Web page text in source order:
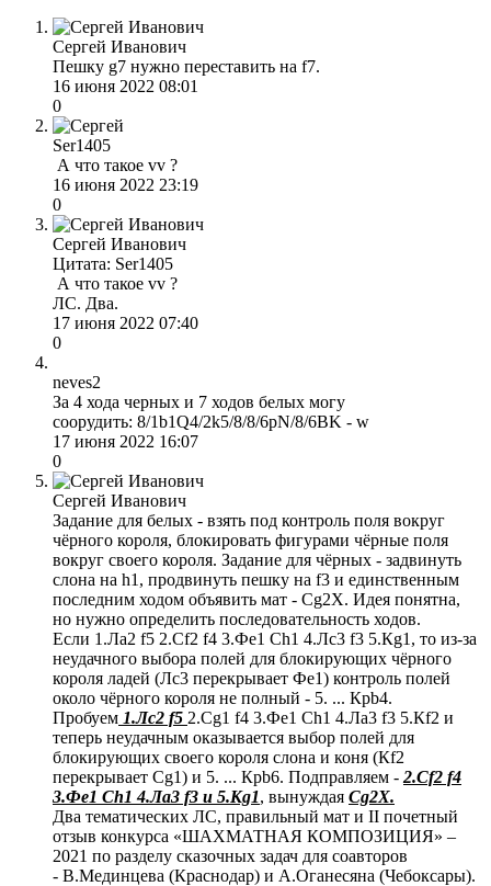
Сергей Иванович
Пешку g7 нужно переставить на f7.
16 июня 2022 08:01
0
Ser1405
А что такое vv ?
16 июня 2022 23:19
0
Сергей Иванович
Цитата: Ser1405
А что такое vv ?
ЛС. Два.
17 июня 2022 07:40
0
neves2
За 4 хода черных и 7 ходов белых могу
соорудить: 8/1b1Q4/2k5/8/8/6pN/8/6BK - w
17 июня 2022 16:07
0
Сергей Иванович
Задание для белых - взять под контроль поля вокруг
чёрного короля, блокировать фигурами чёрные поля
вокруг своего короля. Задание для чёрных - задвинуть
слона на h1, продвинуть пешку на f3 и единственным
последним ходом объявить мат - Сg2Х. Идея понятна,
но нужно определить последовательность ходов.
Если 1.Лa2 f5 2.Сf2 f4 3.Фe1 Сh1 4.Лc3 f3 5.Кg1, то из-за
неудачного выбора полей для блокирующих чёрного
короля ладей (Лc3 перекрывает Фe1) контроль полей
около чёрного короля не полный - 5. ... Крb4.
Пробуем 1.Лc2 f5 2.Сg1 f4 3.Фe1 Сh1 4.Лa3 f3 5.Кf2 и
теперь неудачным оказывается выбор полей для
блокирующих своего короля слона и коня (Кf2
перекрывает Сg1) и 5. ... Крb6. Подправляем - 2.Сf2 f4
3.Фe1 Сh1 4.Лa3 f3 и 5.Кg1, вынуждая Сg2Х.
Два тематических ЛС, правильный мат и II почетный
отзыв конкурса «ШАХМАТНАЯ КОМПОЗИЦИЯ» –
2021 по разделу сказочных задач для соавторов
- В.Мединцева (Краснодар) и А.Оганесяна (Чебоксары).